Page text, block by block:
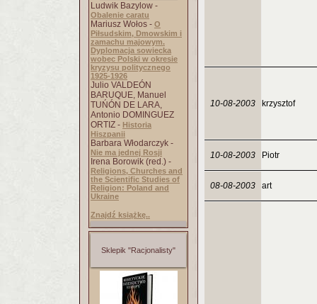
Ludwik Bazylow -
Obalenie caratu
Mariusz Wołos - O
Piłsudskim, Dmowskim i
zamachu majowym.
Dyplomacja sowiecka
wobec Polski w okresie
kryzysu politycznego
1925-1926
Julio VALDEÓN
BARUQUE, Manuel
TUŃÓN DE LARA,
Antonio DOMINGUEZ
ORTIZ - Historia
Hiszpanii
Barbara Włodarczyk -
Nie ma jednej Rosji
Irena Borowik (red.) -
Religions, Churches and
the Scientific Studies of
Religion: Poland and
Ukraine
Znajdź książkę..
Sklepik "Racjonalisty"
10-08-2003 krzysztof
10-08-2003 Piotr
08-08-2003 art